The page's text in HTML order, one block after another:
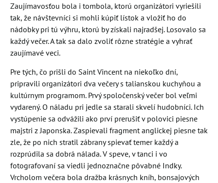
Zaujímavosťou bola i tombola, ktorú organizátori vyriešili
tak, že návštevníci si mohli kúpiť lístok a vložiť ho do
nádobky pri tú výhru, ktorú by získali najradšej. Losovalo sa
každý večer. A tak sa dalo zvoliť rôzne stratégie a vyhrať
zaujímavé veci.
Pre tých, čo prišli do Saint Vincent na niekoľko dní,
pripravili organizátori dva večery s talianskou kuchyňou a
kultúrnym programom. Prvý spoločenský večer bol veľmi
vydarený. O náladu pri jedle sa starali skvelí hudobníci. Ich
vystúpenie sa odvážili ako prví prerušiť v polovici piesne
majstri z Japonska. Zaspievali fragment anglickej piesne tak
zle, že po nich stratil zábrany spievať temer každý a
rozprúdila sa dobrá nálada. V speve, v tanci i vo
fotografovaní sa viedli jednoznačne pôvabné Indky.
Vrcholom večera bola dražba krásnych kníh, bonsajových